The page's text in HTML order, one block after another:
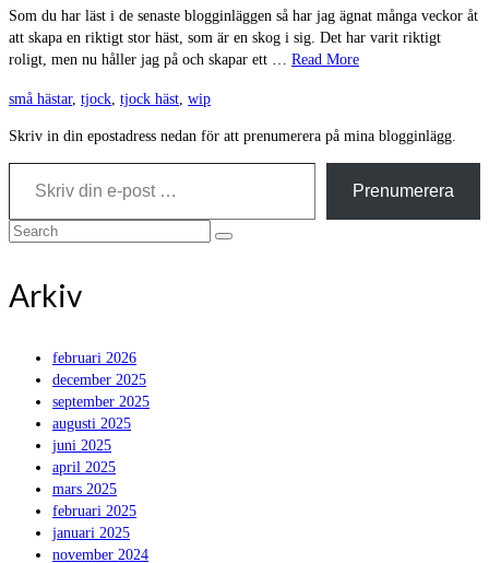
Som du har läst i de senaste blogginläggen så har jag ägnat många veckor åt
att skapa en riktigt stor häst, som är en skog i sig. Det har varit riktigt
roligt, men nu håller jag på och skapar ett … Read More
små hästar, tjock, tjock häst, wip
Skriv in din epostadress nedan för att prenumerera på mina blogginlägg.
Skriv din e-post …
Prenumerera
Search
Arkiv
februari 2026
december 2025
september 2025
augusti 2025
juni 2025
april 2025
mars 2025
februari 2025
januari 2025
november 2024